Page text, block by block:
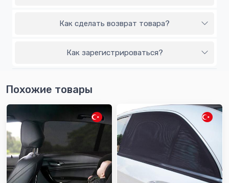
Как сделать возврат товара?
Как зарегистрироваться?
Похожие товары